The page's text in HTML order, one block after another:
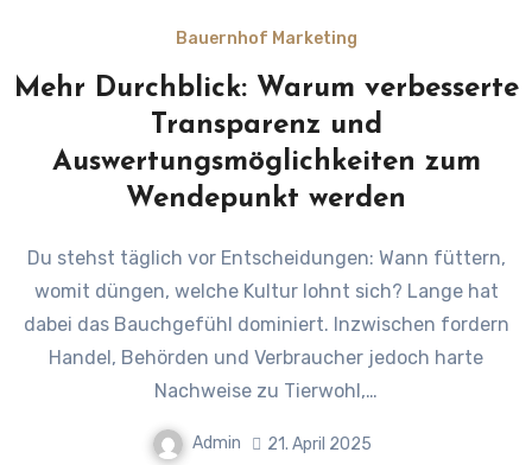
Bauernhof Marketing
Mehr Durchblick: Warum verbesserte
Transparenz und
Auswertungsmöglichkeiten zum
Wendepunkt werden
Du stehst täglich vor Entscheidungen: Wann füttern,
womit düngen, welche Kultur lohnt sich? Lange hat
dabei das Bauchgefühl dominiert. Inzwischen fordern
Handel, Behörden und Verbraucher jedoch harte
Nachweise zu Tierwohl,…
Admin 21. April 2025